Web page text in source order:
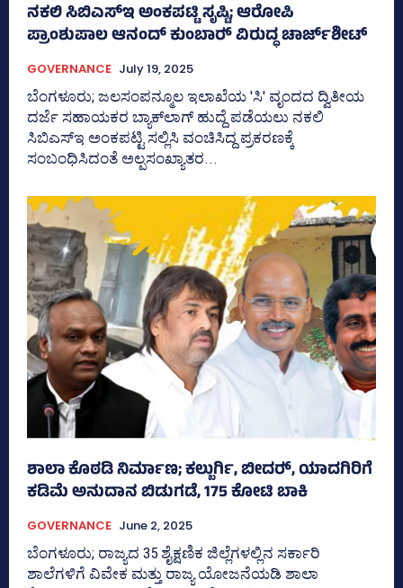
ನಕಲಿ ಸಿಬಿಎಸ್‌ಇ ಅಂಕಪಟ್ಟಿ ಸೃಷ್ಟಿ; ಆರೋಪಿ
ಪ್ರಾಂಶುಪಾಲ ಆನಂದ್‌ ಕುಂಬಾರ್‍‌ ವಿರುದ್ಧ ಚಾರ್ಜ್‌ಶೀಟ್‌
GOVERNANCE July 19, 2025
ಬೆಂಗಳೂರು; ಜಲಸಂಪನ್ಮೂಲ ಇಲಾಖೆಯ 'ಸಿ' ವೃಂದದ ದ್ವಿತೀಯ
ದರ್ಜೆ ಸಹಾಯಕರ ಬ್ಯಾಕ್‌ಲಾಗ್‌ ಹುದ್ದೆ ಪಡೆಯಲು ನಕಲಿ
ಸಿಬಿಎಸ್‌ಇ ಅಂಕಪಟ್ಟಿ ಸಲ್ಲಿಸಿ ವಂಚಿಸಿದ್ದ ಪ್ರಕರಣಕ್ಕೆ
ಸಂಬಂಧಿಸಿದಂತೆ ಅಲ್ಪಸಂಖ್ಯಾತರ...
ಶಾಲಾ ಕೊಠಡಿ ನಿರ್ಮಾಣ; ಕಲ್ಬುರ್ಗಿ, ಬೀದರ್‍‌, ಯಾದಗಿರಿಗೆ
ಕಡಿಮೆ ಅನುದಾನ ಬಿಡುಗಡೆ, 175 ಕೋಟಿ ಬಾಕಿ
GOVERNANCE June 2, 2025
ಬೆಂಗಳೂರು; ರಾಜ್ಯದ 35 ಶೈಕ್ಷಣಿಕ ಜಿಲ್ಲೆಗಳಲ್ಲಿನ ಸರ್ಕಾರಿ
ಶಾಲೆಗಳಿಗೆ ವಿವೇಕ ಮತ್ತು ರಾಜ್ಯ ಯೋಜನೆಯಡಿ ಶಾಲಾ